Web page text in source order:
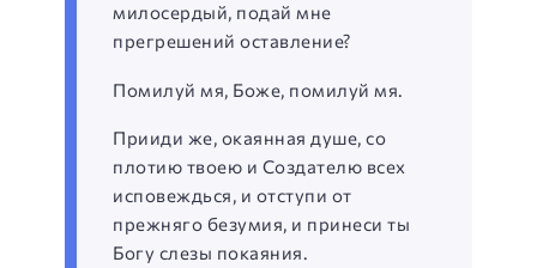
милосердый, подай мне
прегрешений оставление?
Помилуй мя, Боже, помилуй мя.
Прииди же, окаянная душе, со
плотию твоею и Создателю всех
исповеждься, и отступи от
прежняго безумия, и принеси ты
Богу слезы покаяния.